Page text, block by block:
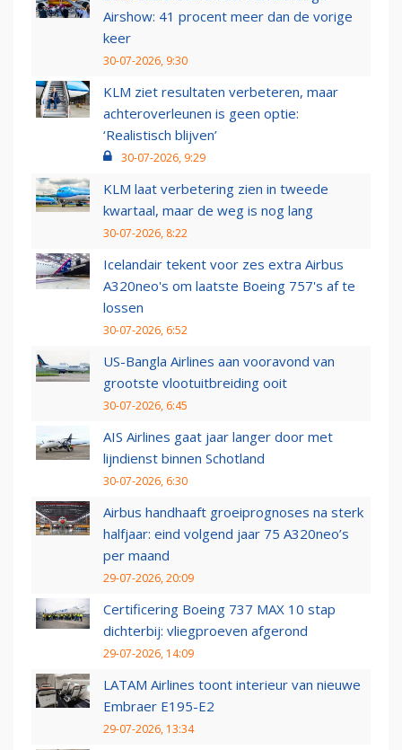
Airshow: 41 procent meer dan de vorige
keer
30-07-2026, 9:30
KLM ziet resultaten verbeteren, maar
achteroverleunen is geen optie:
‘Realistisch blijven’
30-07-2026, 9:29
KLM laat verbetering zien in tweede
kwartaal, maar de weg is nog lang
30-07-2026, 8:22
Icelandair tekent voor zes extra Airbus
A320neo's om laatste Boeing 757's af te
lossen
30-07-2026, 6:52
US-Bangla Airlines aan vooravond van
grootste vlootuitbreiding ooit
30-07-2026, 6:45
AIS Airlines gaat jaar langer door met
lijndienst binnen Schotland
30-07-2026, 6:30
Airbus handhaaft groeiprognoses na sterk
halfjaar: eind volgend jaar 75 A320neo’s
per maand
29-07-2026, 20:09
Certificering Boeing 737 MAX 10 stap
dichterbij: vliegproeven afgerond
29-07-2026, 14:09
LATAM Airlines toont interieur van nieuwe
Embraer E195-E2
29-07-2026, 13:34